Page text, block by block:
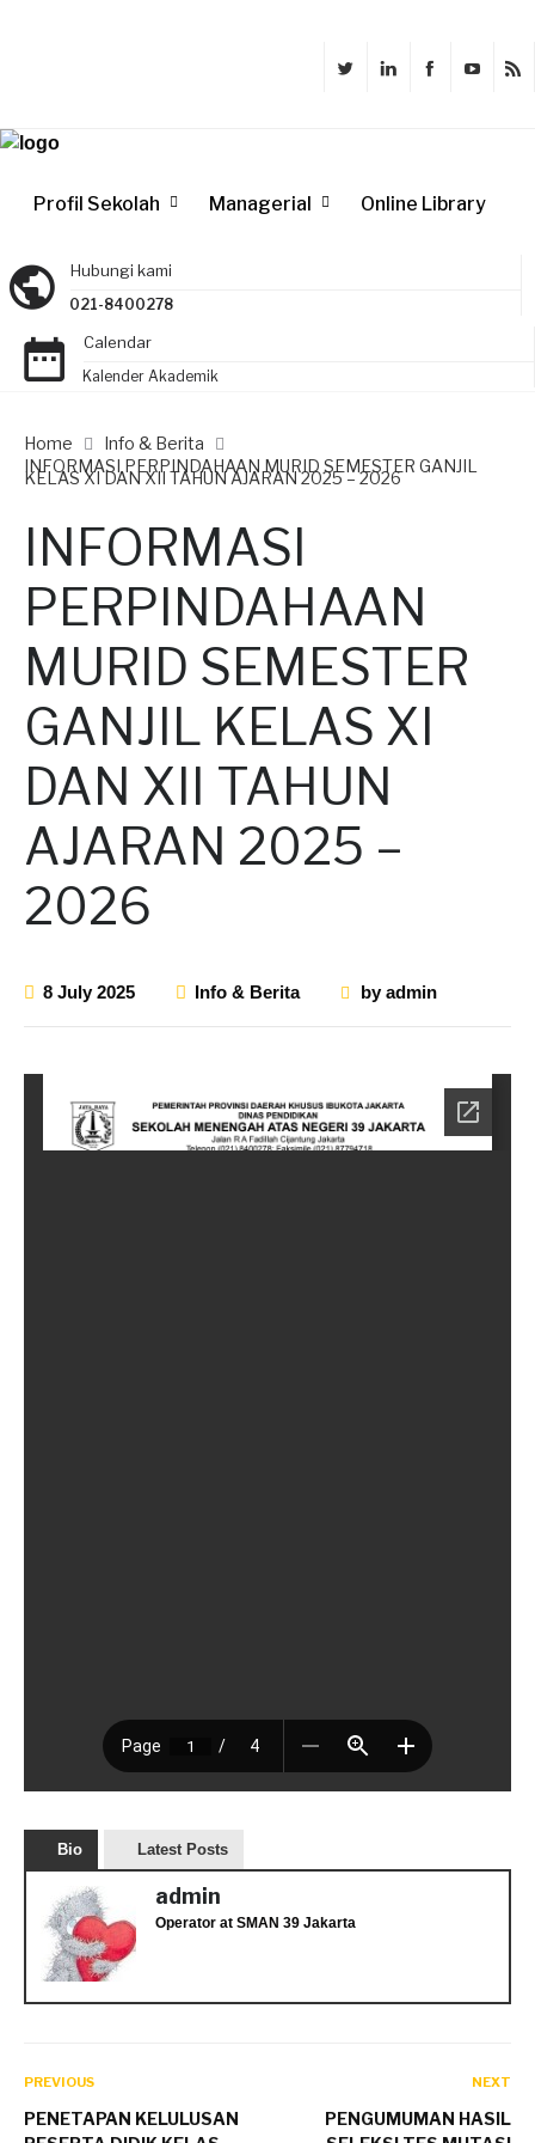
Profil Sekolah Managerial Online Library
Hubungi kami
021-8400278
Calendar
Kalender Akademik
Home
Info & Berita
INFORMASI PERPINDAHAAN MURID SEMESTER GANJIL
KELAS XI DAN XII TAHUN AJARAN 2025 – 2026
INFORMASI
PERPINDAHAAN
MURID SEMESTER
GANJIL KELAS XI
DAN XII TAHUN
AJARAN 2025 –
2026
8 July 2025 Info & Berita byadmin
Bio Latest Posts
admin
Operator at SMAN 39 Jakarta
PREVIOUS
PENETAPAN KELULUSAN
NEXT
PENGUMUMAN HASIL